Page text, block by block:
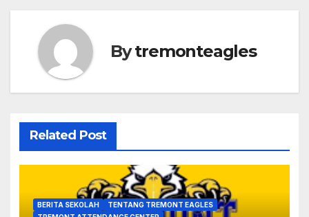
Bytremonteagles
Related Post
BERITA SEKOLAH
TENTANG TREMONT EAGLES